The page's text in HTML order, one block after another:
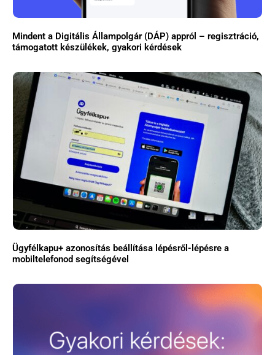
Mindent a Digitális Állampolgár (DÁP) appról – regisztráció,
támogatott készülékek, gyakori kérdések
Ügyfélkapu+ azonosítás beállítása lépésről-lépésre a
mobiltelefonod segítségével